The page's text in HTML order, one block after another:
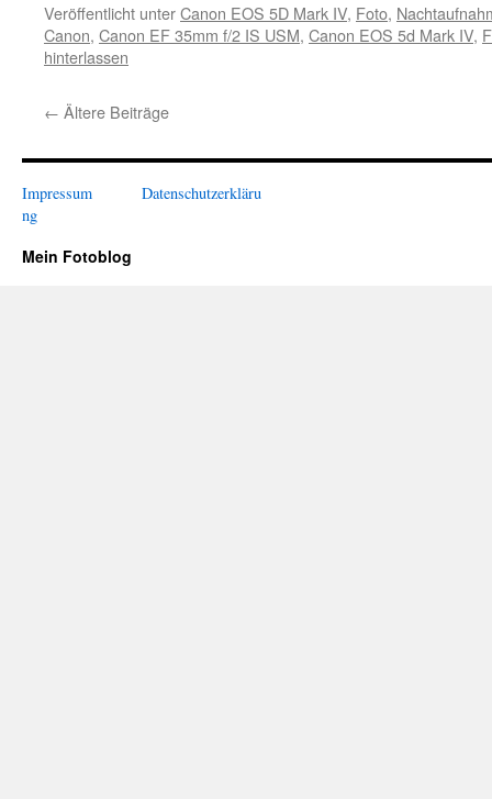
Veröffentlicht unterCanon EOS 5D Mark IV, Foto,
Canon, Canon EF 35mm f/2 IS USM, Canon EOS 5d Mark IV,
hinterlassen
← Ältere Beiträge
Impressum
Datenschutzerkläru
ng
Mein Fotoblog